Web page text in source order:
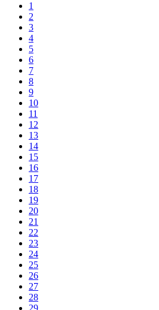
1
2
3
4
5
6
7
8
9
10
11
12
13
14
15
16
17
18
19
20
21
22
23
24
25
26
27
28
29